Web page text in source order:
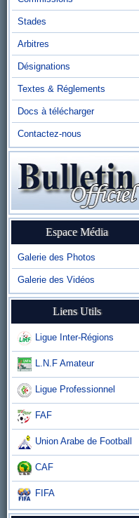
Stades
Arbitres
Désignations
Textes & Réglements
Docs à télécharger
Contactez-nous
Espace Média
Galerie des Photos
Galerie des Vidéos
Liens Utils
Ligue Inter-Régions
L.N.F Amateur
Ligue Professionnel
FAF
Union Arabe de Football
CAF
FIFA